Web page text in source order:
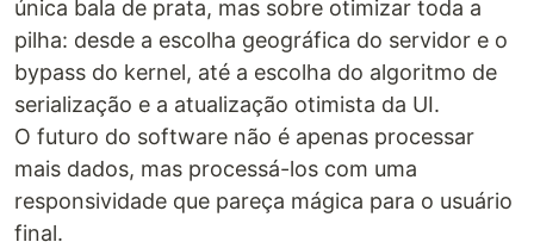
única bala de prata, mas sobre otimizar toda a
pilha: desde a escolha geográfica do servidor e o
bypass do kernel, até a escolha do algoritmo de
serialização e a atualização otimista da UI.
O futuro do software não é apenas processar
mais dados, mas processá-los com uma
responsividade que pareça mágica para o usuário
final.